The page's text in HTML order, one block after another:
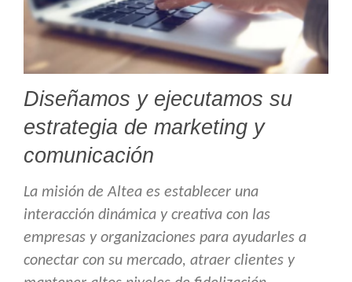
Diseñamos y ejecutamos su
estrategia de marketing y
comunicación
La misión de Altea es establecer una
interacción dinámica y creativa con las
empresas y organizaciones para ayudarles a
conectar con su mercado, atraer clientes y